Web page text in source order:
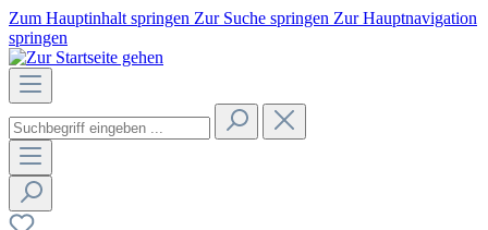
Zum Hauptinhalt springen Zur Suche springen Zur Hauptnavigation
springen